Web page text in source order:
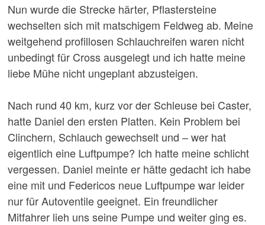
Nun wurde die Strecke härter, Pflastersteine
wechselten sich mit matschigem Feldweg ab. Meine
weitgehend profillosen Schlauchreifen waren nicht
unbedingt für Cross ausgelegt und ich hatte meine
liebe Mühe nicht ungeplant abzusteigen.
Nach rund 40 km, kurz vor der Schleuse bei Caster,
hatte Daniel den ersten Platten. Kein Problem bei
Clinchern, Schlauch gewechselt und – wer hat
eigentlich eine Luftpumpe? Ich hatte meine schlicht
vergessen. Daniel meinte er hätte gedacht ich habe
eine mit und Federicos neue Luftpumpe war leider
nur für Autoventile geeignet. Ein freundlicher
Mitfahrer lieh uns seine Pumpe und weiter ging es.